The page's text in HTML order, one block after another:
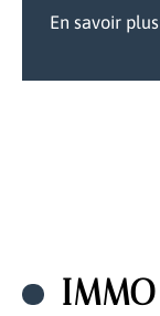
En savoir plus
IMMO